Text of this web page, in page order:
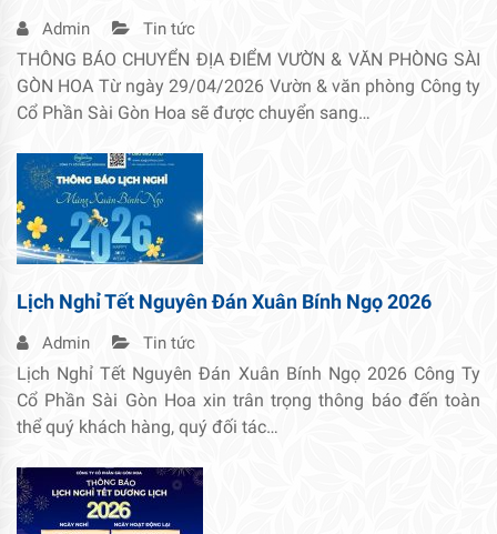
Admin Tin tức
THÔNG BÁO CHUYỂN ĐỊA ĐIỂM VƯỜN & VĂN PHÒNG SÀI
GÒN HOA Từ ngày 29/04/2026 Vườn & văn phòng Công ty
Cổ Phần Sài Gòn Hoa sẽ được chuyển sang…
Lịch Nghỉ Tết Nguyên Đán Xuân Bính Ngọ 2026
Admin Tin tức
Lịch Nghỉ Tết Nguyên Đán Xuân Bính Ngọ 2026 Công Ty
Cổ Phần Sài Gòn Hoa xin trân trọng thông báo đến toàn
thể quý khách hàng, quý đối tác…